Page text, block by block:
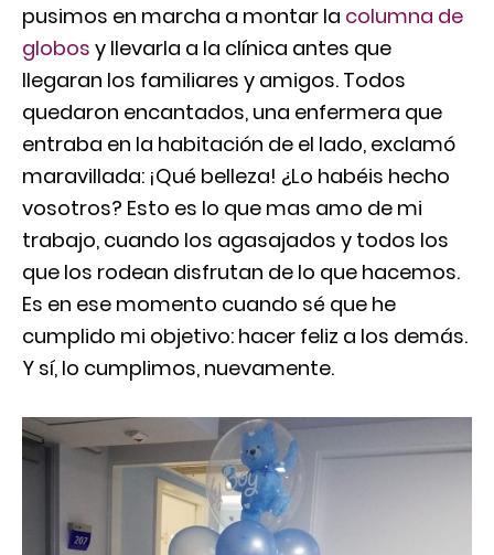
pusimos en marcha a montar la columna de
globos y llevarla a la clínica antes que
llegaran los familiares y amigos. Todos
quedaron encantados, una enfermera que
entraba en la habitación de el lado, exclamó
maravillada: ¡Qué belleza! ¿Lo habéis hecho
vosotros? Esto es lo que mas amo de mi
trabajo, cuando los agasajados y todos los
que los rodean disfrutan de lo que hacemos.
Es en ese momento cuando sé que he
cumplido mi objetivo: hacer feliz a los demás.
Y sí, lo cumplimos, nuevamente.